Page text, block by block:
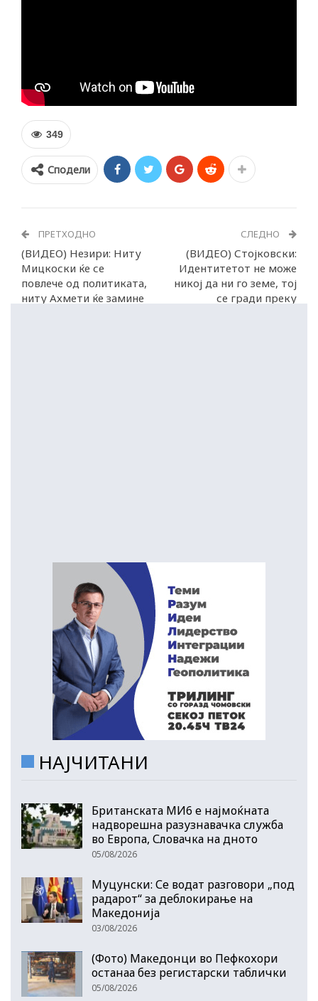
349
Сподели
ПРЕТХОДНО
(ВИДЕО) Незири: Ниту
Мицкоски ќе се
повлече од политиката,
ниту Ахмети ќе замине
СЛЕДНО
(ВИДЕО) Стојковски:
Идентитетот не може
никој да ни го земе, тој
се гради преку
НАЈЧИТАНИ
Британската МИ6 е најмоќната
надворешна разузнавачка служба
во Европа, Словачка на дното
05/08/2026
Муцунски: Се водат разговори „под
радарот“ за деблокирање на
Македонија
03/08/2026
(Фото) Македонци во Пефкохори
останаа без регистарски таблички
05/08/2026